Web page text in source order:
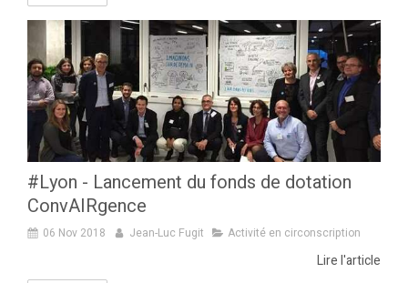
#Lyon - Lancement du fonds de dotation
ConvAIRgence
06 Nov 2018 Jean-Luc Fugit Activité en circonscription
Lire l'article